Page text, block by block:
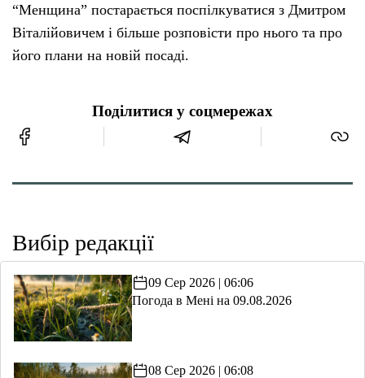
“Менщина” постарається поспілкуватися з Дмитром
Віталійовичем і більше розповісти про нього та про
його плани на новій посаді.
Поділитися у соцмережах
Вибір редакції
09 Сер 2026 | 06:06
Погода в Мені на 09.08.2026
08 Сер 2026 | 06:08